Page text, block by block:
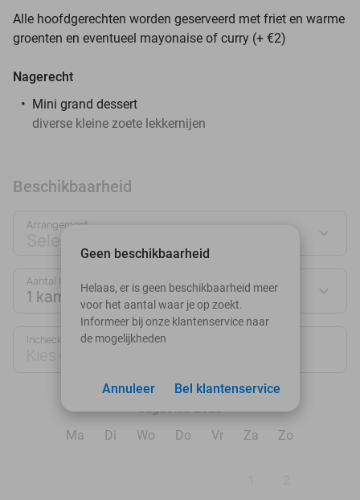
Alle hoofdgerechten worden geserveerd met friet en warme
groenten en eventueel mayonaise of curry (+ €2)
Nagerecht
Mini grand dessert
diverse kleine zoete lekkernijen
Beschikbaarheid
Arrangement
Selecteer jouw deal
Aantal kamers:
1 kamer
Inchecken
Ma
Di Wo Do Vr Za Zo
Geen beschikbaarheid
Helaas, er is geen beschikbaarheid meer
voor het aantal waar je op zoekt.
Informeer bij onze klantenservice naar
de mogelijkheden
Bel klantenservice
Annuleer